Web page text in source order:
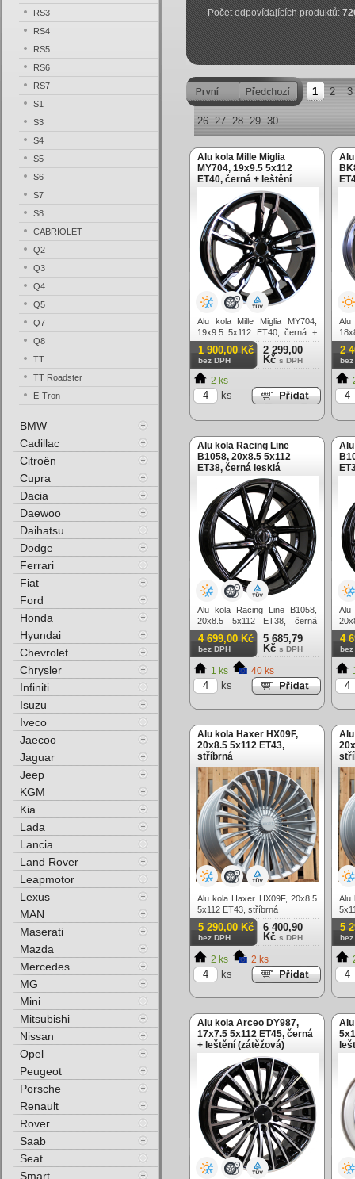
Počet odpovídajících produktů:
1 2 3
26 27 28 29 30
Alu kola Mille Miglia
MY704, 19x9.5 5x112
ET40, černá + leštění
Alu kola Mille Miglia MY704,
19x9.5 5x112 ET40, černá +
leštění
1 900,00 Kč
bez DPH
2 299,00
Kč s DPH
2 ks
ks
Alu
2
bez
Alu kola Racing Line
B1058, 20x8.5 5x112
ET38, černá lesklá
Alu kola Racing Line B1058,
20x8.5 5x112 ET38, černá
lesklá
4 699,00 Kč
bez DPH
5 685,79
Kč s DPH
1 ks 40 ks
ks
Alu
4
bez
Alu kola Haxer HX09F,
20x8.5 5x112 ET43,
stříbrná
Alu kola Haxer HX09F, 20x8.5
5x112 ET43, stříbrná
5 290,00 Kč
bez DPH
6 400,90
Kč s DPH
2 ks 2 ks
ks
Alu
5
bez
Alu kola Arceo DY987,
17x7.5 5x112 ET45, černá
+ leštění (zátěžová)
RS3
RS4
RS5
RS6
RS7
S1
S3
S4
S5
S6
S7
S8
CABRIOLET
Q2
Q3
Q4
Q5
Q7
Q8
TT
TT Roadster
E-Tron
BMW
Cadillac
Citroën
Cupra
Dacia
Daewoo
Daihatsu
Dodge
Ferrari
Fiat
Ford
Honda
Hyundai
Chevrolet
Chrysler
Infiniti
Isuzu
Iveco
Jaecoo
Jaguar
Jeep
KGM
Kia
Lada
Lancia
Land Rover
Leapmotor
Lexus
MAN
Maserati
Mazda
Mercedes
MG
Mini
Mitsubishi
Nissan
Opel
Peugeot
Porsche
Renault
Rover
Saab
Seat
Smart